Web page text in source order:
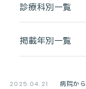
診療科別一覧
掲載年別一覧
2025.04.21 病院か